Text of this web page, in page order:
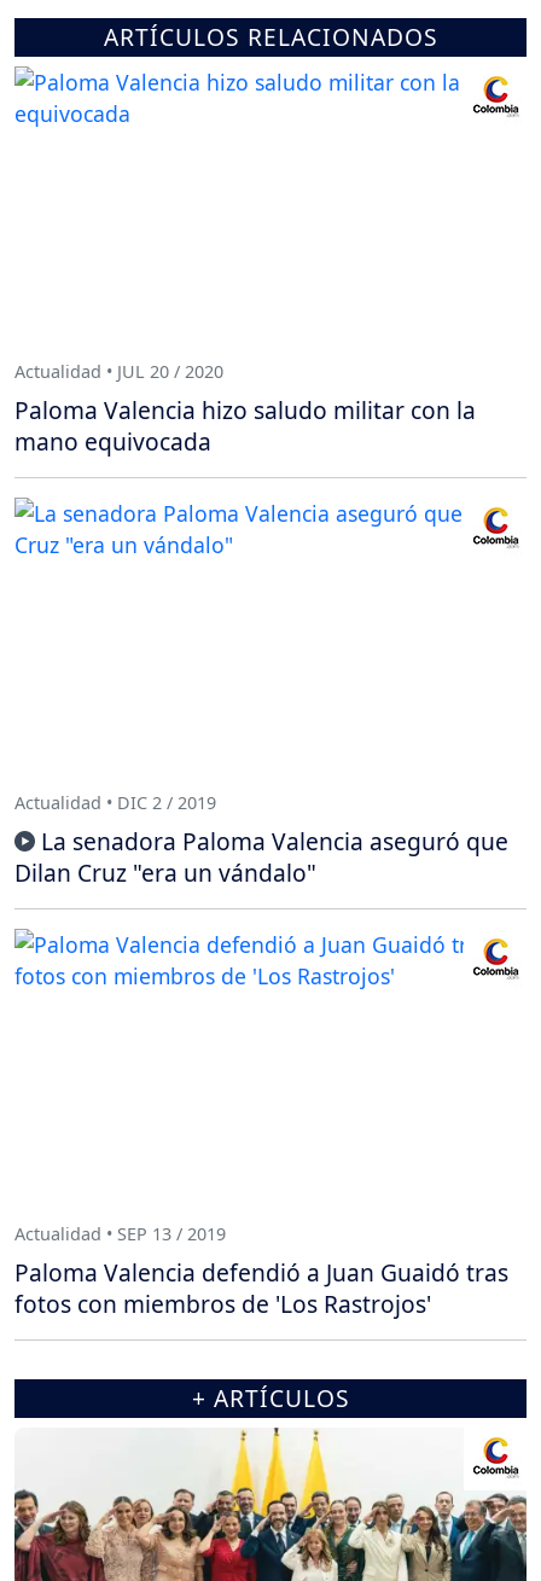
ARTÍCULOS RELACIONADOS
Actualidad • JUL 20 / 2020
Paloma Valencia hizo saludo militar con la
mano equivocada
Actualidad • DIC 2 / 2019
La senadora Paloma Valencia aseguró que
Dilan Cruz "era un vándalo"
Actualidad • SEP 13 / 2019
Paloma Valencia defendió a Juan Guaidó tras
fotos con miembros de 'Los Rastrojos'
+ ARTÍCULOS